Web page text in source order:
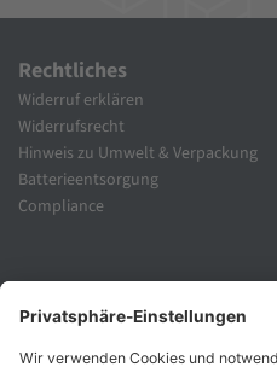
Rechtliches
Widerruf erklären
Widerrufsrecht
Hinweis zu Umwelt & Verpackung
Batterieentsorgung
Compliance
Karriere